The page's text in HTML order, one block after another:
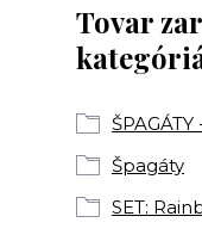
Tovar
Špagáty
SET: